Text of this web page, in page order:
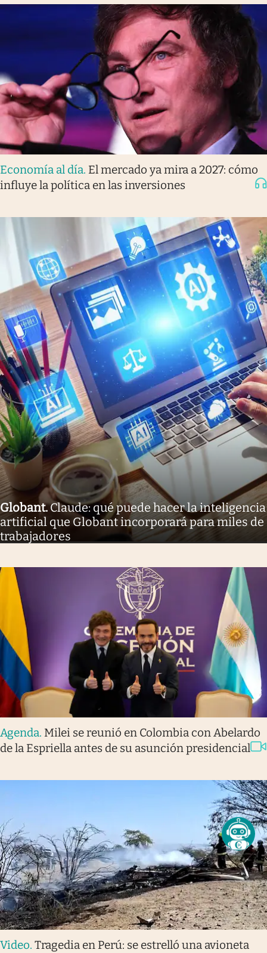
Economía al día. El mercado ya mira a 2027: cómo
influye la política en las inversiones
Globant.Claude: qué puede hacer la inteligencia
artificial que Globant incorporará para miles de
trabajadores
Agenda. Milei se reunió en Colombia con Abelardo
de la Espriella antes de su asunción presidencial
Video. Tragedia en Perú: se estrelló una avioneta